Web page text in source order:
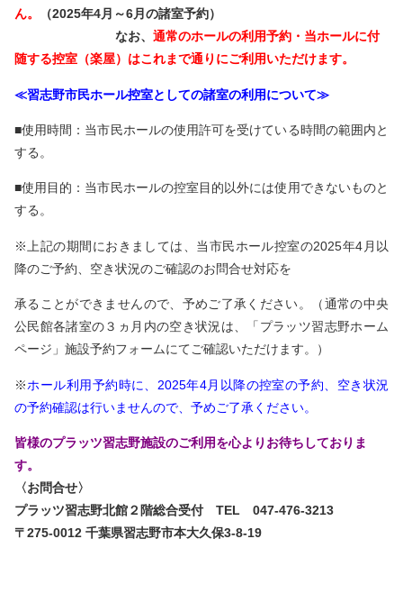
ん。
（2025年4月～6月の諸室予約）
なお、 通常のホールの利用予約・当ホールに付
随する控室（楽屋）はこれまで通りにご利用いただけます。
≪習志野市民ホール控室としての諸室の利用について≫
■使用時間：当市民ホールの使用許可を受けている時間の範囲内と
する。
■使用目的：当市民ホールの控室目的以外には使用できないものと
する。
※上記の期間におきましては、当市民ホール控室の2025年4月以
降のご予約、空き状況のご確認のお問合せ対応を
承ることができませんので、予めご了承ください。（通常の中央
公民館各諸室の３ヵ月内の空き状況は、「プラッツ習志野ホーム
ページ」施設予約フォームにてご確認いただけます。）
※ホール利用予約時に、2025年4月以降の控室の予約、空き状況
の予約確認は行いませんので、予めご了承ください。
皆様のプラッツ習志野施設のご利用を心よりお待ちしておりま
す。
〈お問合せ〉
プラッツ習志野北館２階総合受付 TEL 047-476-3213
〒275-0012 千葉県習志野市本大久保3-8-19